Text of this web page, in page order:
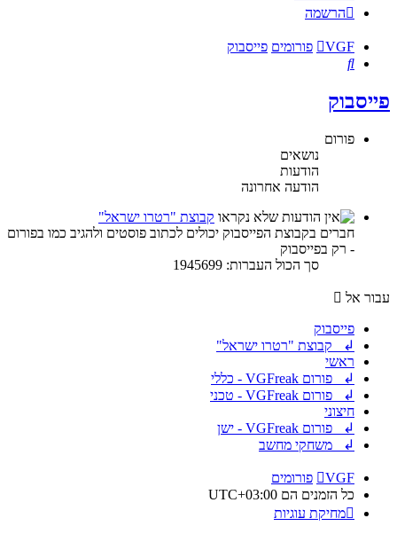
הרשמה
VGF פורומים פייסבוק
חיפוש
פייסבוק
פורום
נושאים
הודעות
הודעה אחרונה
קבוצת "רטרו ישראל"
חברים בקבוצת הפייסבוק יכולים לכתוב פוסטים ולהגיב כמו בפורום
- רק בפייסבוק
סך הכול העברות: 1945699
עבור אל
פייסבוק
↲ קבוצת "רטרו ישראל"
ראשי
↲ פורום VGFreak - כללי
↲ פורום VGFreak - טכני
חיצוני
↲ פורום VGFreak - ישן
↲ משחקי מחשב
VGF
פורומים
כל הזמנים הם UTC+03:00
מחיקת עוגיות